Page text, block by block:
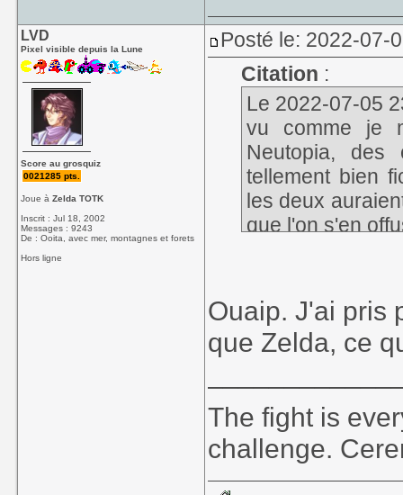
LVD
Pixel visible depuis la Lune
Score au grosquiz
0021285 pts.
Joue àZelda TOTK
Inscrit : Jul 18, 2002
Messages : 9243
De : Ooita, avec mer, montagnes et forets
Hors ligne
Posté le: 2022-07-
Citation :
Le 2022-07-05
vu comme je
Neutopia,
tellement bien
les deux
que l'on s'en
Ouaip. J'ai pris
que Zelda, ce
The fight is
challenge.